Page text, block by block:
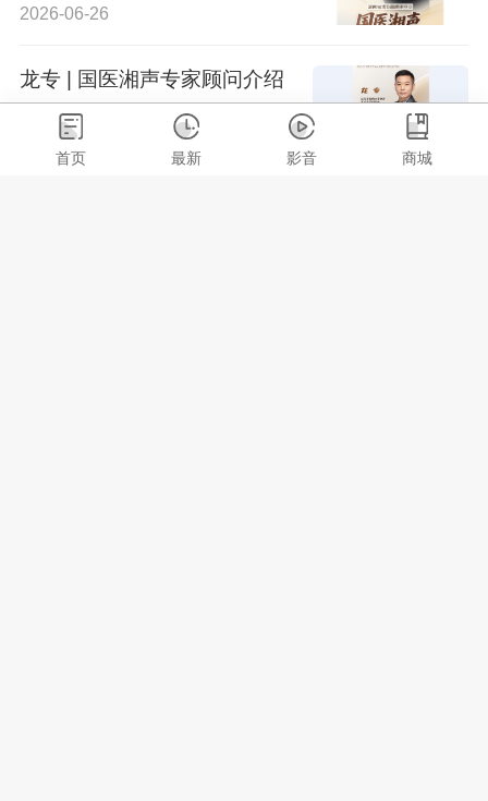
2026-06-26
龙专 | 国医湘声专家顾问介绍
2026-06-26
首页 最新 影音 商城